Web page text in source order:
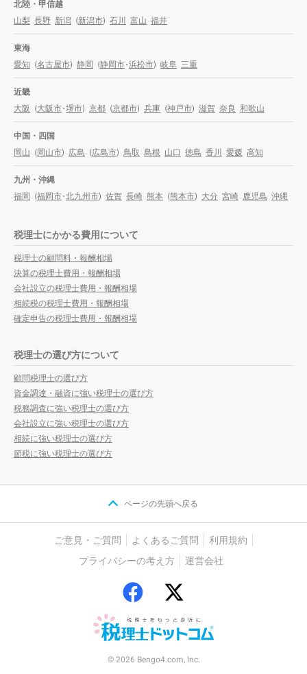
北陸・甲信越
山梨 長野 新潟 (新潟市) 石川 富山 福井
東海
愛知 (名古屋市) 静岡 (静岡市・浜松市) 岐阜 三重
近畿
大阪 (大阪市・堺市) 京都 (京都市) 兵庫 (神戸市) 滋賀 奈良 和歌山
中国・四国
岡山 (岡山市) 広島 (広島市) 鳥取 島根 山口 徳島 香川 愛媛 高知
九州・沖縄
福岡 (福岡市・北九州市) 佐賀 長崎 熊本 (熊本市) 大分 宮崎 鹿児島 沖縄
税理士にかかる費用について
税理士の顧問料・報酬相場
決算の税理士費用・報酬相場
会社設立の税理士費用・報酬相場
相続税の税理士費用・報酬相場
確定申告の税理士費用・報酬相場
税理士の選び方について
顧問税理士の選び方
資金調達・融資に強い税理士の選び方
税務調査に強い税理士の選び方
会社設立に強い税理士の選び方
相続に強い税理士の選び方
節税に強い税理士の選び方
ページの先頭へ戻る
ご意見・ご質問 よくあるご質問
利用規約
プライバシーの考え方
運営会社
© 2026 Bengo4.com, Inc.